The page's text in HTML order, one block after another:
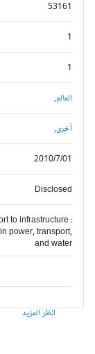
53161
العالم,
أخرى,
2010/7/01
Disclosed
to infrastructure :
in power, transport,
and water
انظر المزيد